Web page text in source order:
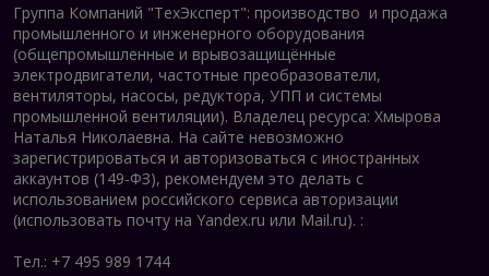
Группа Компаний "ТехЭксперт": производство и продажа
промышленного и инженерного оборудования
(общепромышленные и врывозащищённые
электродвигатели, частотные преобразователи,
вентиляторы, насосы, редуктора, УПП и системы
промышленной вентиляции). Владелец ресурса: Хмырова
Наталья Николаевна. На сайте невозможно
зарегистрироваться и авторизоваться с иностранных
аккаунтов (149-ФЗ), рекомендуем это делать с
использованием российского сервиса авторизации
(использовать почту на Yandex.ru или Mail.ru). :
Тел.: +7 495 989 1744